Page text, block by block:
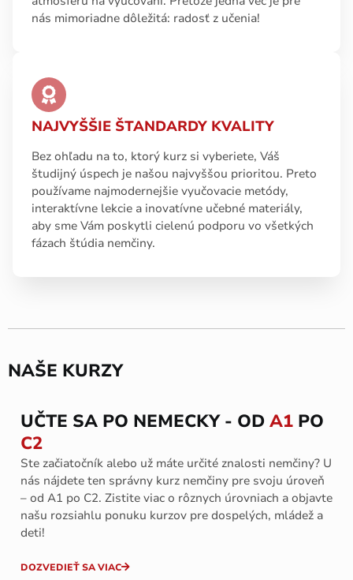
nás mimoriadne dôležitá: radosť z učenia!
NAJVYŠŠIE ŠTANDARDY KVALITY
Bez ohľadu na to, ktorý kurz si vyberiete, Váš
študijný úspech je našou najvyššou prioritou. Preto
používame najmodernejšie vyučovacie metódy,
interaktívne lekcie a inovatívne učebné materiály,
aby sme Vám poskytli cielenú podporu vo všetkých
fázach štúdia nemčiny.
NAŠE KURZY
UČTE SA PO NEMECKY - OD A1 PO
C2
Ste začiatočník alebo už máte určité znalosti nemčiny? U
nás nájdete ten správny kurz nemčiny pre svoju úroveň
– od A1 po C2. Zistite viac o rôznych úrovniach a objavte
našu rozsiahlu ponuku kurzov pre dospelých, mládež a
deti!
DOZVEDIEŤ SA VIAC